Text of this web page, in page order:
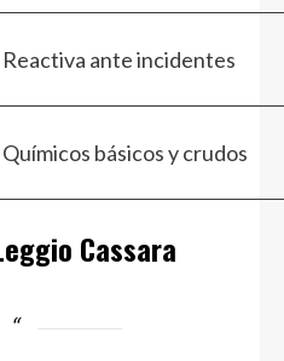
Reactiva ante incidentes
Químicos básicos y crudos
Cassara